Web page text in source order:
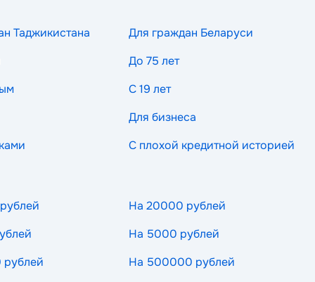
Таджикистана
Для граждан Беларуси
До 75 лет
С 19 лет
Для бизнеса
С плохой кредитной историей
На 20000 рублей
На 5000 рублей
На 500000 рублей